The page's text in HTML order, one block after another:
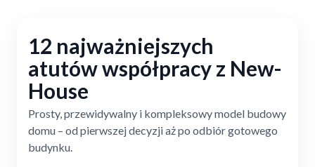
12 najważniejszych
atutów współpracy z New-
House
Prosty, przewidywalny i kompleksowy model budowy
domu – od pierwszej decyzji aż po odbiór gotowego
budynku.